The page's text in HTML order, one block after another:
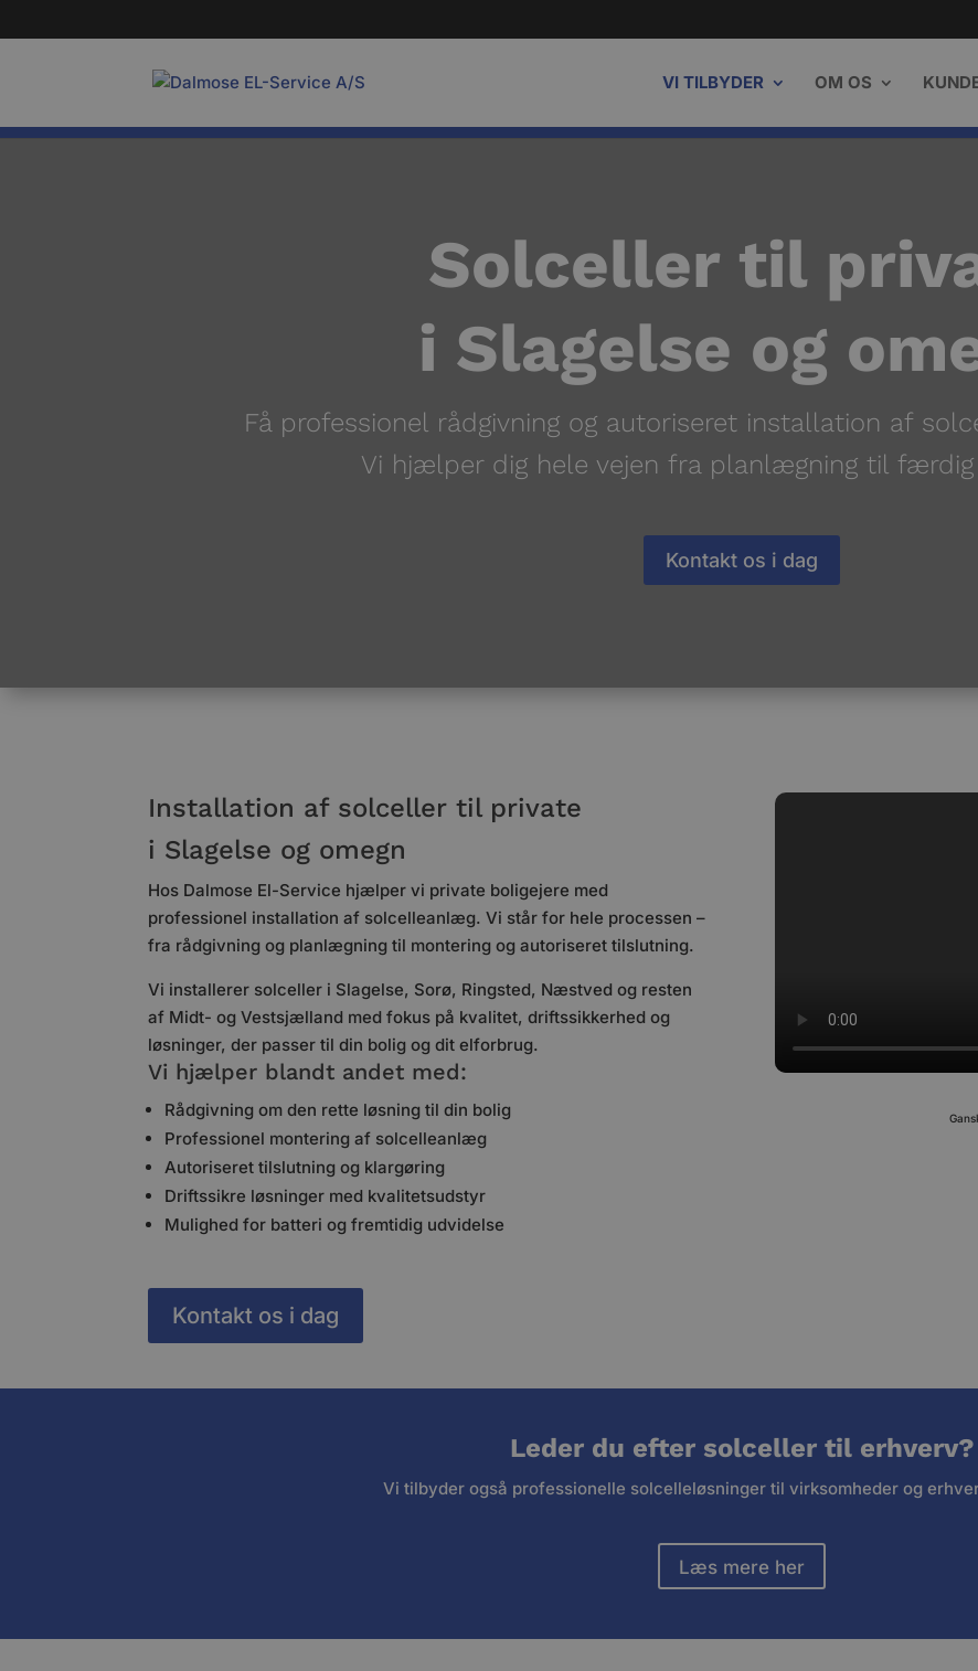
VI TILBYDER OM OS
Solceller til
i Slagelse og
Få professionel rådgivning og autoriseret installation af
Vi hjælper dig hele vejen fra planlægning til
Kontakt os i dag
Installation af solceller til private
i Slagelse og omegn
Hos Dalmose El-Service hjælper vi private boligejere med
professionel installation af solcelleanlæg. Vi står for hele processen –
fra rådgivning og planlægning til montering og autoriseret tilslutning.
Vi installerer solceller i Slagelse, Sorø, Ringsted, Næstved og resten
af Midt- og Vestsjælland med fokus på kvalitet, driftssikkerhed og
løsninger, der passer til din bolig og dit elforbrug.
Vi hjælper blandt andet med:
Rådgivning om den rette løsning til din bolig
Professionel montering af solcelleanlæg
Autoriseret tilslutning og klargøring
Driftssikre løsninger med kvalitetsudstyr
Mulighed for batteri og fremtidig udvidelse
Kontakt os i dag
Leder du efter solceller til erhverv?
Vi tilbyder også professionelle solcelleløsninger til virksomheder og
Læs mere her